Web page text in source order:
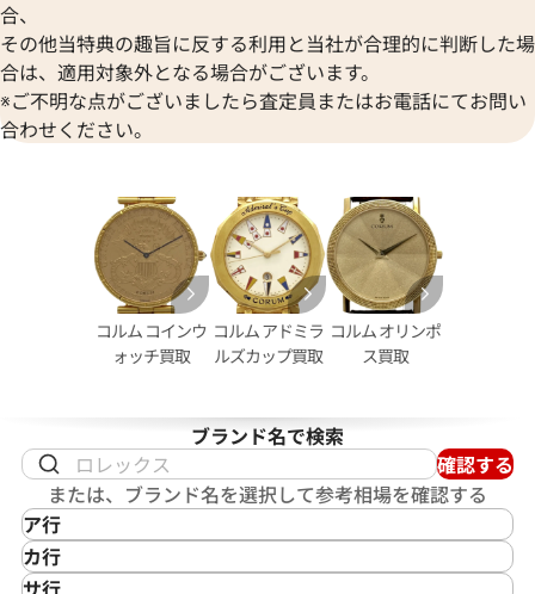
合、
その他当特典の趣旨に反する利用と当社が合理的に判断した場
合は、適用対象外となる場合がございます。
※ご不明な点がございましたら査定員またはお電話にてお問い
合わせください。
コルム コインウ
ォッチ買取
コルム アドミラ
ルズカップ買取
コルム オリンポ
ス買取
ブランド名で検索
確認する
または、ブランド名を選択して参考相場を確認する
ア行
IKEPOD
アイクポッド
カ行
CASIO
サ行